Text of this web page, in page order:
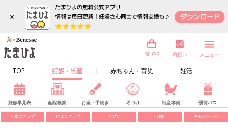
×
TOP 妊娠・出産 赤ちゃん・育児 妊活
SHOP 内祝い メニュー
妊娠早見表 産院検索 お金・手続き 名づけ 出産準備 優待パス
たまごクラブ ひよこクラブ アプリ SNS キャンペーン